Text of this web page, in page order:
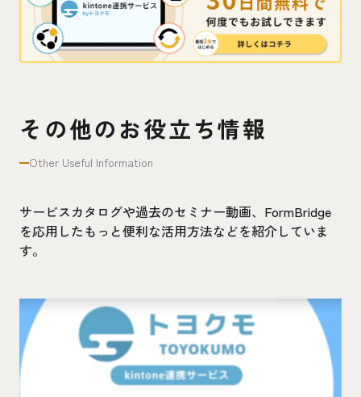
その他のお役立ち情報
Other Useful Information
サービスカタログや過去のセミナー動画、FormBridge
を応用したもっと便利な活用方法などを紹介していま
す。